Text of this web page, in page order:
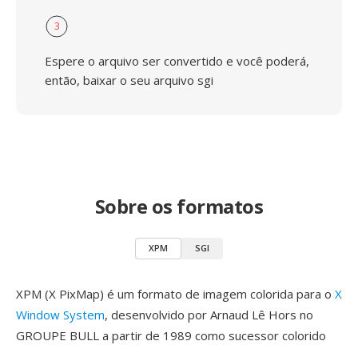
3
Espere o arquivo ser convertido e você poderá,
então, baixar o seu arquivo sgi
Sobre os formatos
XPM SGI
XPM (X PixMap) é um formato de imagem colorida para o X
Window System, desenvolvido por Arnaud Lê Hors no
GROUPE BULL a partir de 1989 como sucessor colorido